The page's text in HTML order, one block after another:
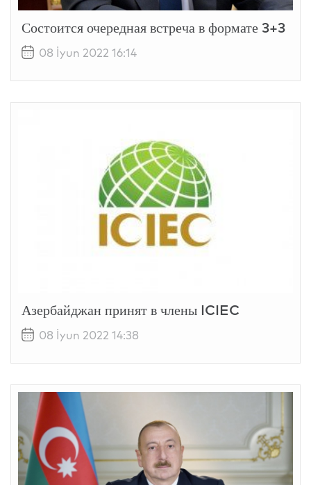
Состоится очередная встреча в формате 3+3
08 İyun 2022 16:14
Азербайджан принят в члены ICIEC
08 İyun 2022 14:38